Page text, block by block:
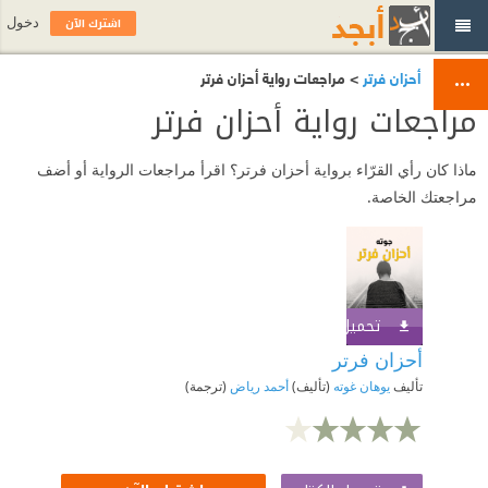
أحزان فرتر > مراجعات رواية أحزان فرتر
مراجعات رواية أحزان فرتر
ماذا كان رأي القرّاء برواية أحزان فرتر؟ اقرأ مراجعات الرواية أو أضف
مراجعتك الخاصة.
تحميل الكتاب
أحزان فرتر
تأليفيوهان غوته (تأليف)أحمد رياض (ترجمة)
اشترك الآن دخول